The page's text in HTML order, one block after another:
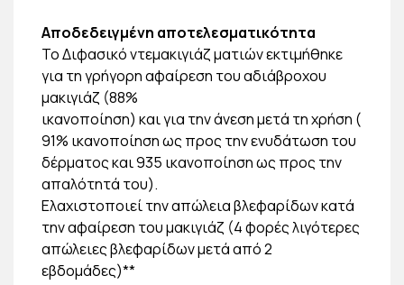
Αποδεδειγμένη αποτελεσματικότητα
Το Διφασικό ντεμακιγιάζ ματιών εκτιμήθηκε
για τη γρήγορη αφαίρεση του αδιάβροχου
μακιγιάζ (88%
ικανοποίηση) και για την άνεση μετά τη χρήση (
91% ικανοποίηση ως προς την ενυδάτωση του
δέρματος και 935 ικανοποίηση ως προς την
απαλότητά του).
Ελαχιστοποιεί την απώλεια βλεφαρίδων κατά
την αφαίρεση του μακιγιάζ (4 φορές λιγότερες
απώλειες βλεφαρίδων μετά από 2
εβδομάδες)**